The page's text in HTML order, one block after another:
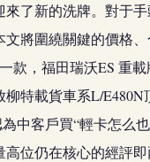
了新的洗牌。對于
將圍繞關鍵的價格
款，福田瑞沃ES 重
特載貨車系L/
中客戶買“輕卡怎么
位仍在核心的經評